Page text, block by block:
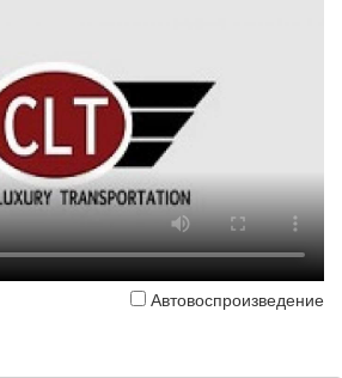
Автовоспроизведение